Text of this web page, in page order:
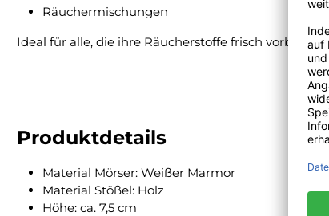
Räuchermischungen
Ideal für alle, die ihre Räucherstoffe frisch
Produktdetails
Material Mörser: Weißer Marmor
Material Stößel: Holz
Höhe: ca. 7,5 cm